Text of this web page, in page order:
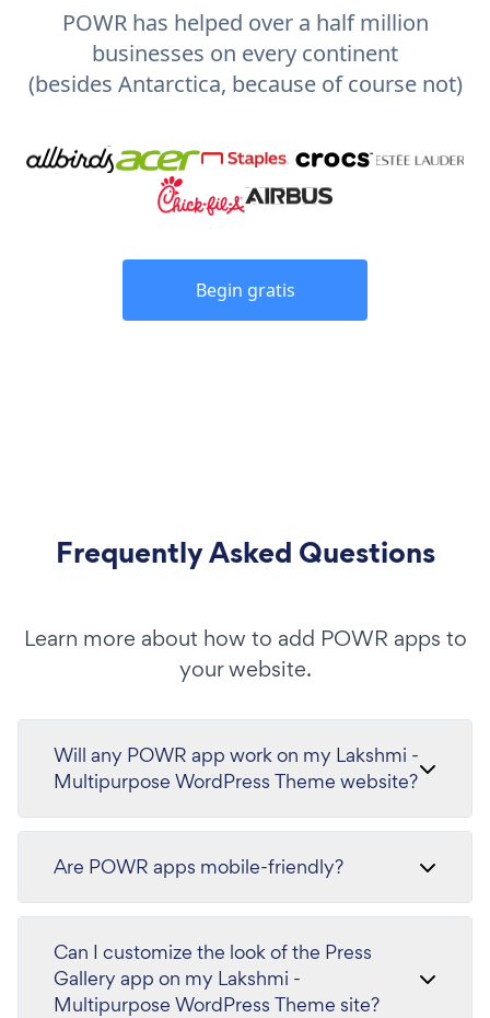
POWR has helped over a half million
businesses on every continent
(besides Antarctica, because of course not)
Begin gratis
Frequently Asked Questions
Learn more about how to add POWR apps to
your website.
Will any POWR app work on my Lakshmi -
Multipurpose WordPress Theme website?
Are POWR apps mobile-friendly?
Can I customize the look of the Press
Gallery app on my Lakshmi -
Multipurpose WordPress Theme site?